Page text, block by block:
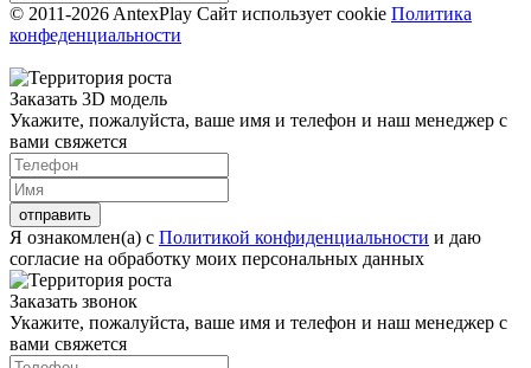
© 2011-2026 AntexPlay Сайт использует cookie Политика
конфеденциальности
Заказать 3D модель
Укажите, пожалуйста, ваше имя и телефон и наш менеджер с
вами свяжется
Я ознакомлен(а) с Политикой конфиденциальности и даю
согласие на обработку моих персональных данных
Заказать звонок
Укажите, пожалуйста, ваше имя и телефон и наш менеджер с
вами свяжется